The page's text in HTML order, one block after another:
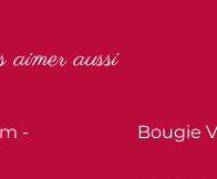
aimer aussi
-
Bougie